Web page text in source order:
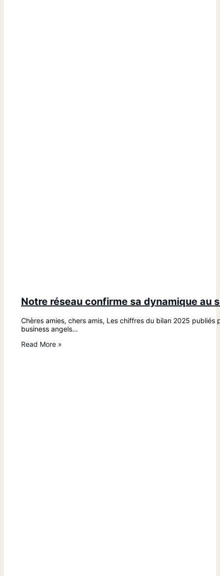
Notre réseau confirme sa dynamique au
Chères amies, chers amis, Les chiffres du bilan 2025
business angels…
Read More »